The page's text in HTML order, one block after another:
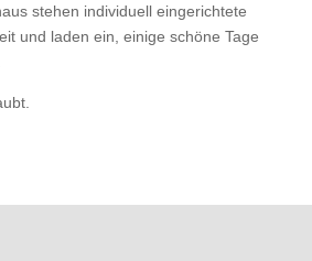
stehen individuell eingerichtete
und laden ein, einige schöne Tage